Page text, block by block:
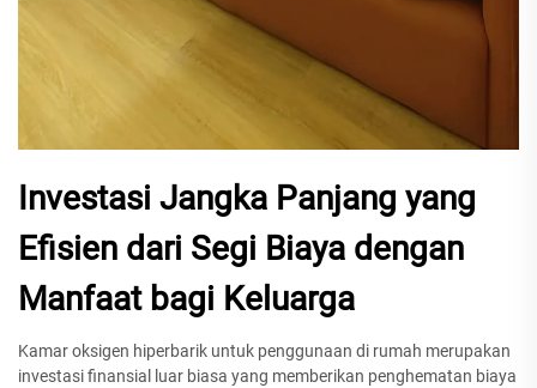
Investasi Jangka Panjang yang
Efisien dari Segi Biaya dengan
Manfaat bagi Keluarga
Kamar oksigen hiperbarik untuk penggunaan di rumah merupakan
investasi finansial luar biasa yang memberikan penghematan biaya